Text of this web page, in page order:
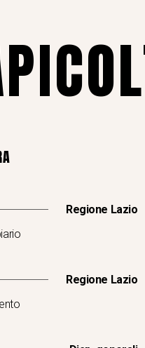
Regione Lazio
Regione Lazio